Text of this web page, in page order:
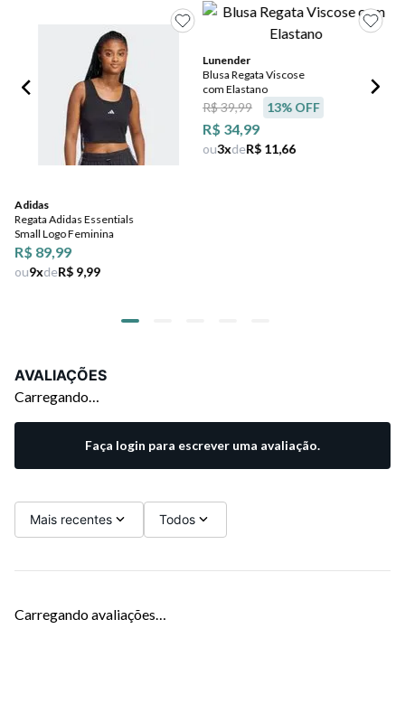
Adidas
Regata Adidas Essentials
Small Logo Feminina
R$ 89,99
ou9xdeR$ 9,99
Lunender
Blusa Regata Viscose
com Elastano
R$ 34,99
R$ 39,99 13% OFF
ou3xdeR$ 11,66
AVALIAÇÕES
Carregando…
Faça login para escrever uma avaliação.
Mais recentes Todos
Carregando avaliações…